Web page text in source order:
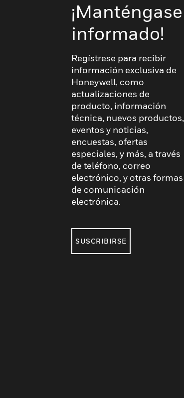
¡Manténgase
informado!
Regístrese para recibir
información exclusiva de
Honeywell, como
actualizaciones de
producto, información
técnica, nuevos productos,
eventos y noticias,
encuestas, ofertas
especiales, y más, a través
de teléfono, correo
electrónico, y otras formas
de comunicación
electrónica.
SUSCRIBIRSE